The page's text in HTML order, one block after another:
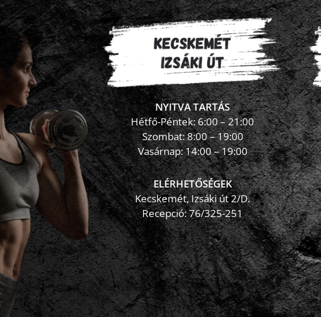
NYITVA TARTÁS
Hétfő-Péntek: 6:00 – 21:00
Szombat: 8:00 – 19:00
Vasárnap: 14:00 – 19:00
ELÉRHETŐSÉGEK
Kecskemét, Izsáki út 2/D.
Recepció:76/325-251